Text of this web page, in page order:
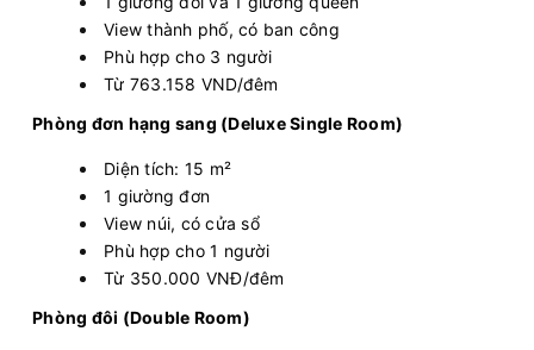
View thành phố, có ban công
Phù hợp cho 3 người
Từ 763.158 VND/đêm
Phòng đơn hạng sang (Deluxe Single Room)
Diện tích: 15 m²
1 giường đơn
View núi, có cửa sổ
Phù hợp cho 1 người
Từ 350.000 VNĐ/đêm
Phòng đôi (Double Room)